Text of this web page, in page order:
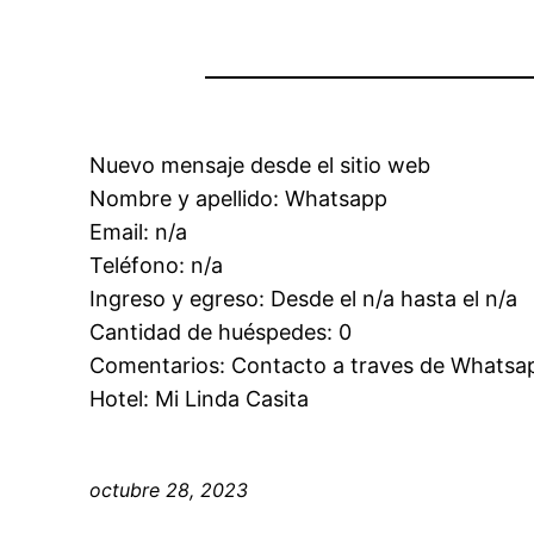
Nuevo mensaje desde el sitio web
Nombre y apellido: Whatsapp
Email: n/a
Teléfono: n/a
Ingreso y egreso: Desde el n/a hasta el n/a
Cantidad de huéspedes: 0
Comentarios: Contacto a traves de
Hotel: Mi Linda Casita
octubre 28, 2023